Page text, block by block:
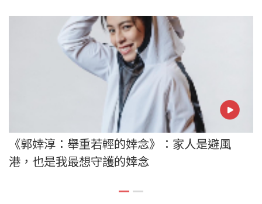
《郭婞淳：舉重若輕的婞念》：家人是避風
港，也是我最想守護的婞念